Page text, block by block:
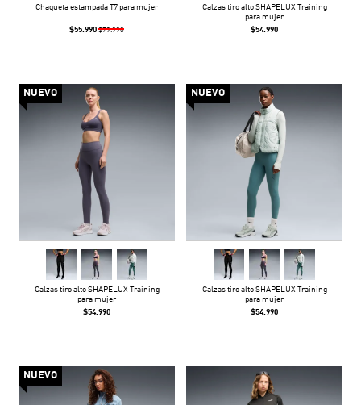
Chaqueta estampada T7 para mujer
$55.990 $79.990
Calzas tiro alto SHAPELUX Training
para mujer
$54.990
NUEVO
Calzas tiro alto SHAPELUX Training
para mujer
$54.990
NUEVO
Calzas tiro alto SHAPELUX Training
para mujer
$54.990
NUEVO